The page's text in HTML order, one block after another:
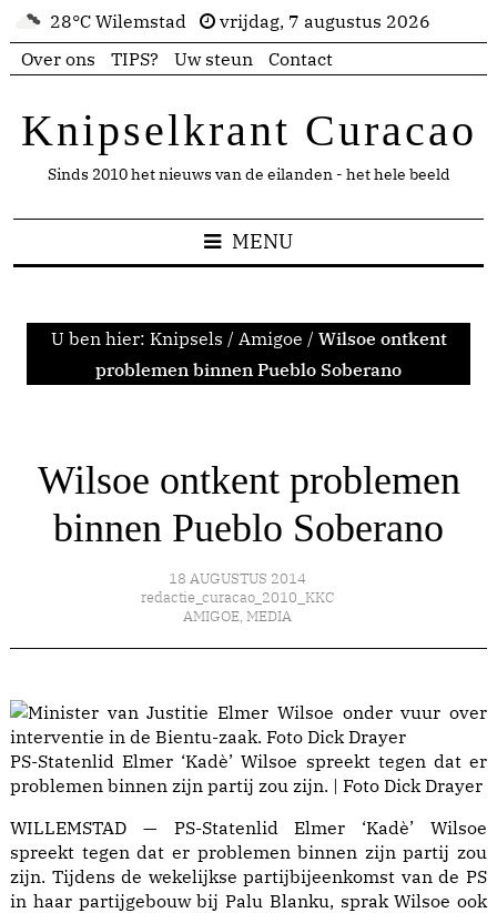
28°C Wilemstad
vrijdag, 7 augustus 2026
Over ons
TIPS? Uw steun Contact
Knipselkrant Curacao
Sinds 2010 het nieuws van de eilanden - het hele beeld
MENU
U ben hier: Knipsels / Amigoe / Wilsoe ontkent
problemen binnen Pueblo Soberano
Wilsoe ontkent problemen
binnen Pueblo Soberano
18 AUGUSTUS 2014
redactie_curacao_2010_KKC
AMIGOE, MEDIA
PS-Statenlid Elmer ‘Kadè’ Wilsoe spreekt tegen dat er
problemen binnen zijn partij zou zijn. | Foto Dick Drayer
WILLEMSTAD — PS-Statenlid Elmer ‘Kadè’ Wilsoe
spreekt tegen dat er problemen binnen zijn partij zou
zijn. Tijdens de wekelijkse partijbijeenkomst van de PS
in haar partijgebouw bij Palu Blanku, sprak Wilsoe ook